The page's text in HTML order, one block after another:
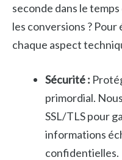
seconde dans le
les conversions ?
chaque aspect
Sécurité :
primordial.
SSL/TLS pour
informations
confidentielles.